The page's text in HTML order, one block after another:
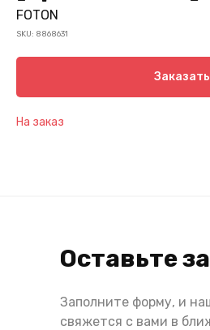
FOTON
SKU: 8868631
Заказать
На заказ
Оставьте
Заполните форму, и
свяжется с вами в